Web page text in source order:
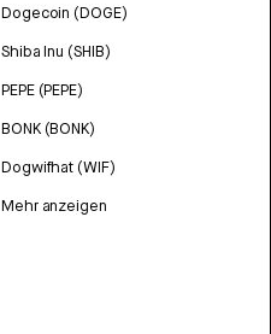
Dogecoin (DOGE)
Shiba Inu (SHIB)
PEPE (PEPE)
BONK (BONK)
Dogwifhat (WIF)
Mehr anzeigen